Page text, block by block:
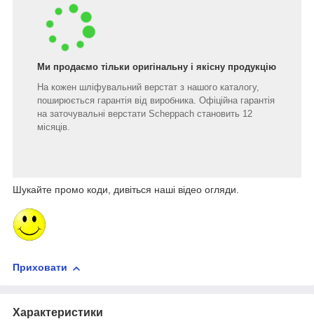
Ми продаємо тільки оригінальну і якісну продукцію
На кожен шліфувальний верстат з нашого каталогу,
поширюється гарантія від виробника. Офіційна гарантія
на заточувальні верстати Scheppach становить 12
місяців.
Шукайте промо коди, дивіться наші відео огляди.
Приховати
Характеристики